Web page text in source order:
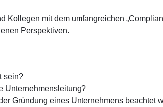
Kollegen mit dem umfangreichen
Perspektiven.
sein?
Unternehmensleitung?
Gründung eines Unternehmens beachtet